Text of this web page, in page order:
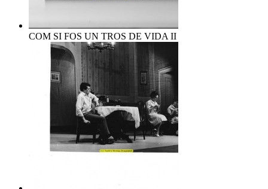
COM SI FOS UN TROS DE VIDA II